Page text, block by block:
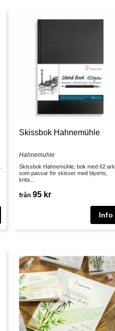
Skissbok Hahnemühle
Hahnemuhle
Skissbok Hahnemühle, bok med 62 ark
som passar för skisser med blyerts,
krita...
från 95 kr